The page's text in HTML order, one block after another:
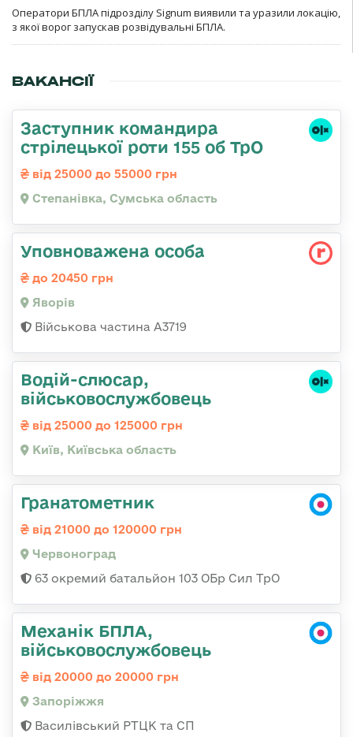
Оператори БПЛА підрозділу Signum виявили та уразили локацію,
з якої ворог запускав розвідувальні БПЛА.
ВАКАНСІЇ
Заступник командира
стрілецької роти 155 об ТрО
від 25000 до 55000 грн
Степанівка, Сумська область
Уповноважена особа
до 20450 грн
Яворів
Військова частина А3719
Водій-слюсаp,
військовослужбовець
від 25000 до 125000 грн
Київ, Київська область
Гранатометник
від 21000 до 120000 грн
Червоноград
63 окремий батальйон 103 ОБр Сил ТрО
Механік БПЛА,
військовослужбовець
від 20000 до 20000 грн
Запоріжжя
Василівський РТЦК та СП